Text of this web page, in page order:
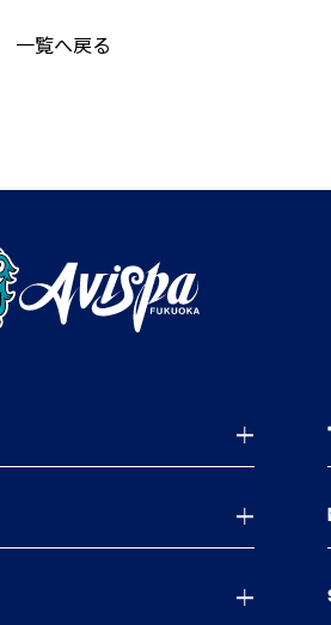
一覧へ戻る